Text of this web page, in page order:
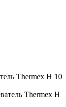
Thermex H 10